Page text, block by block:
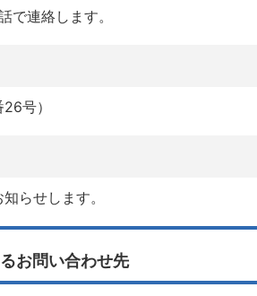
で連絡します。
号）
らせします。
お問い合わせ先